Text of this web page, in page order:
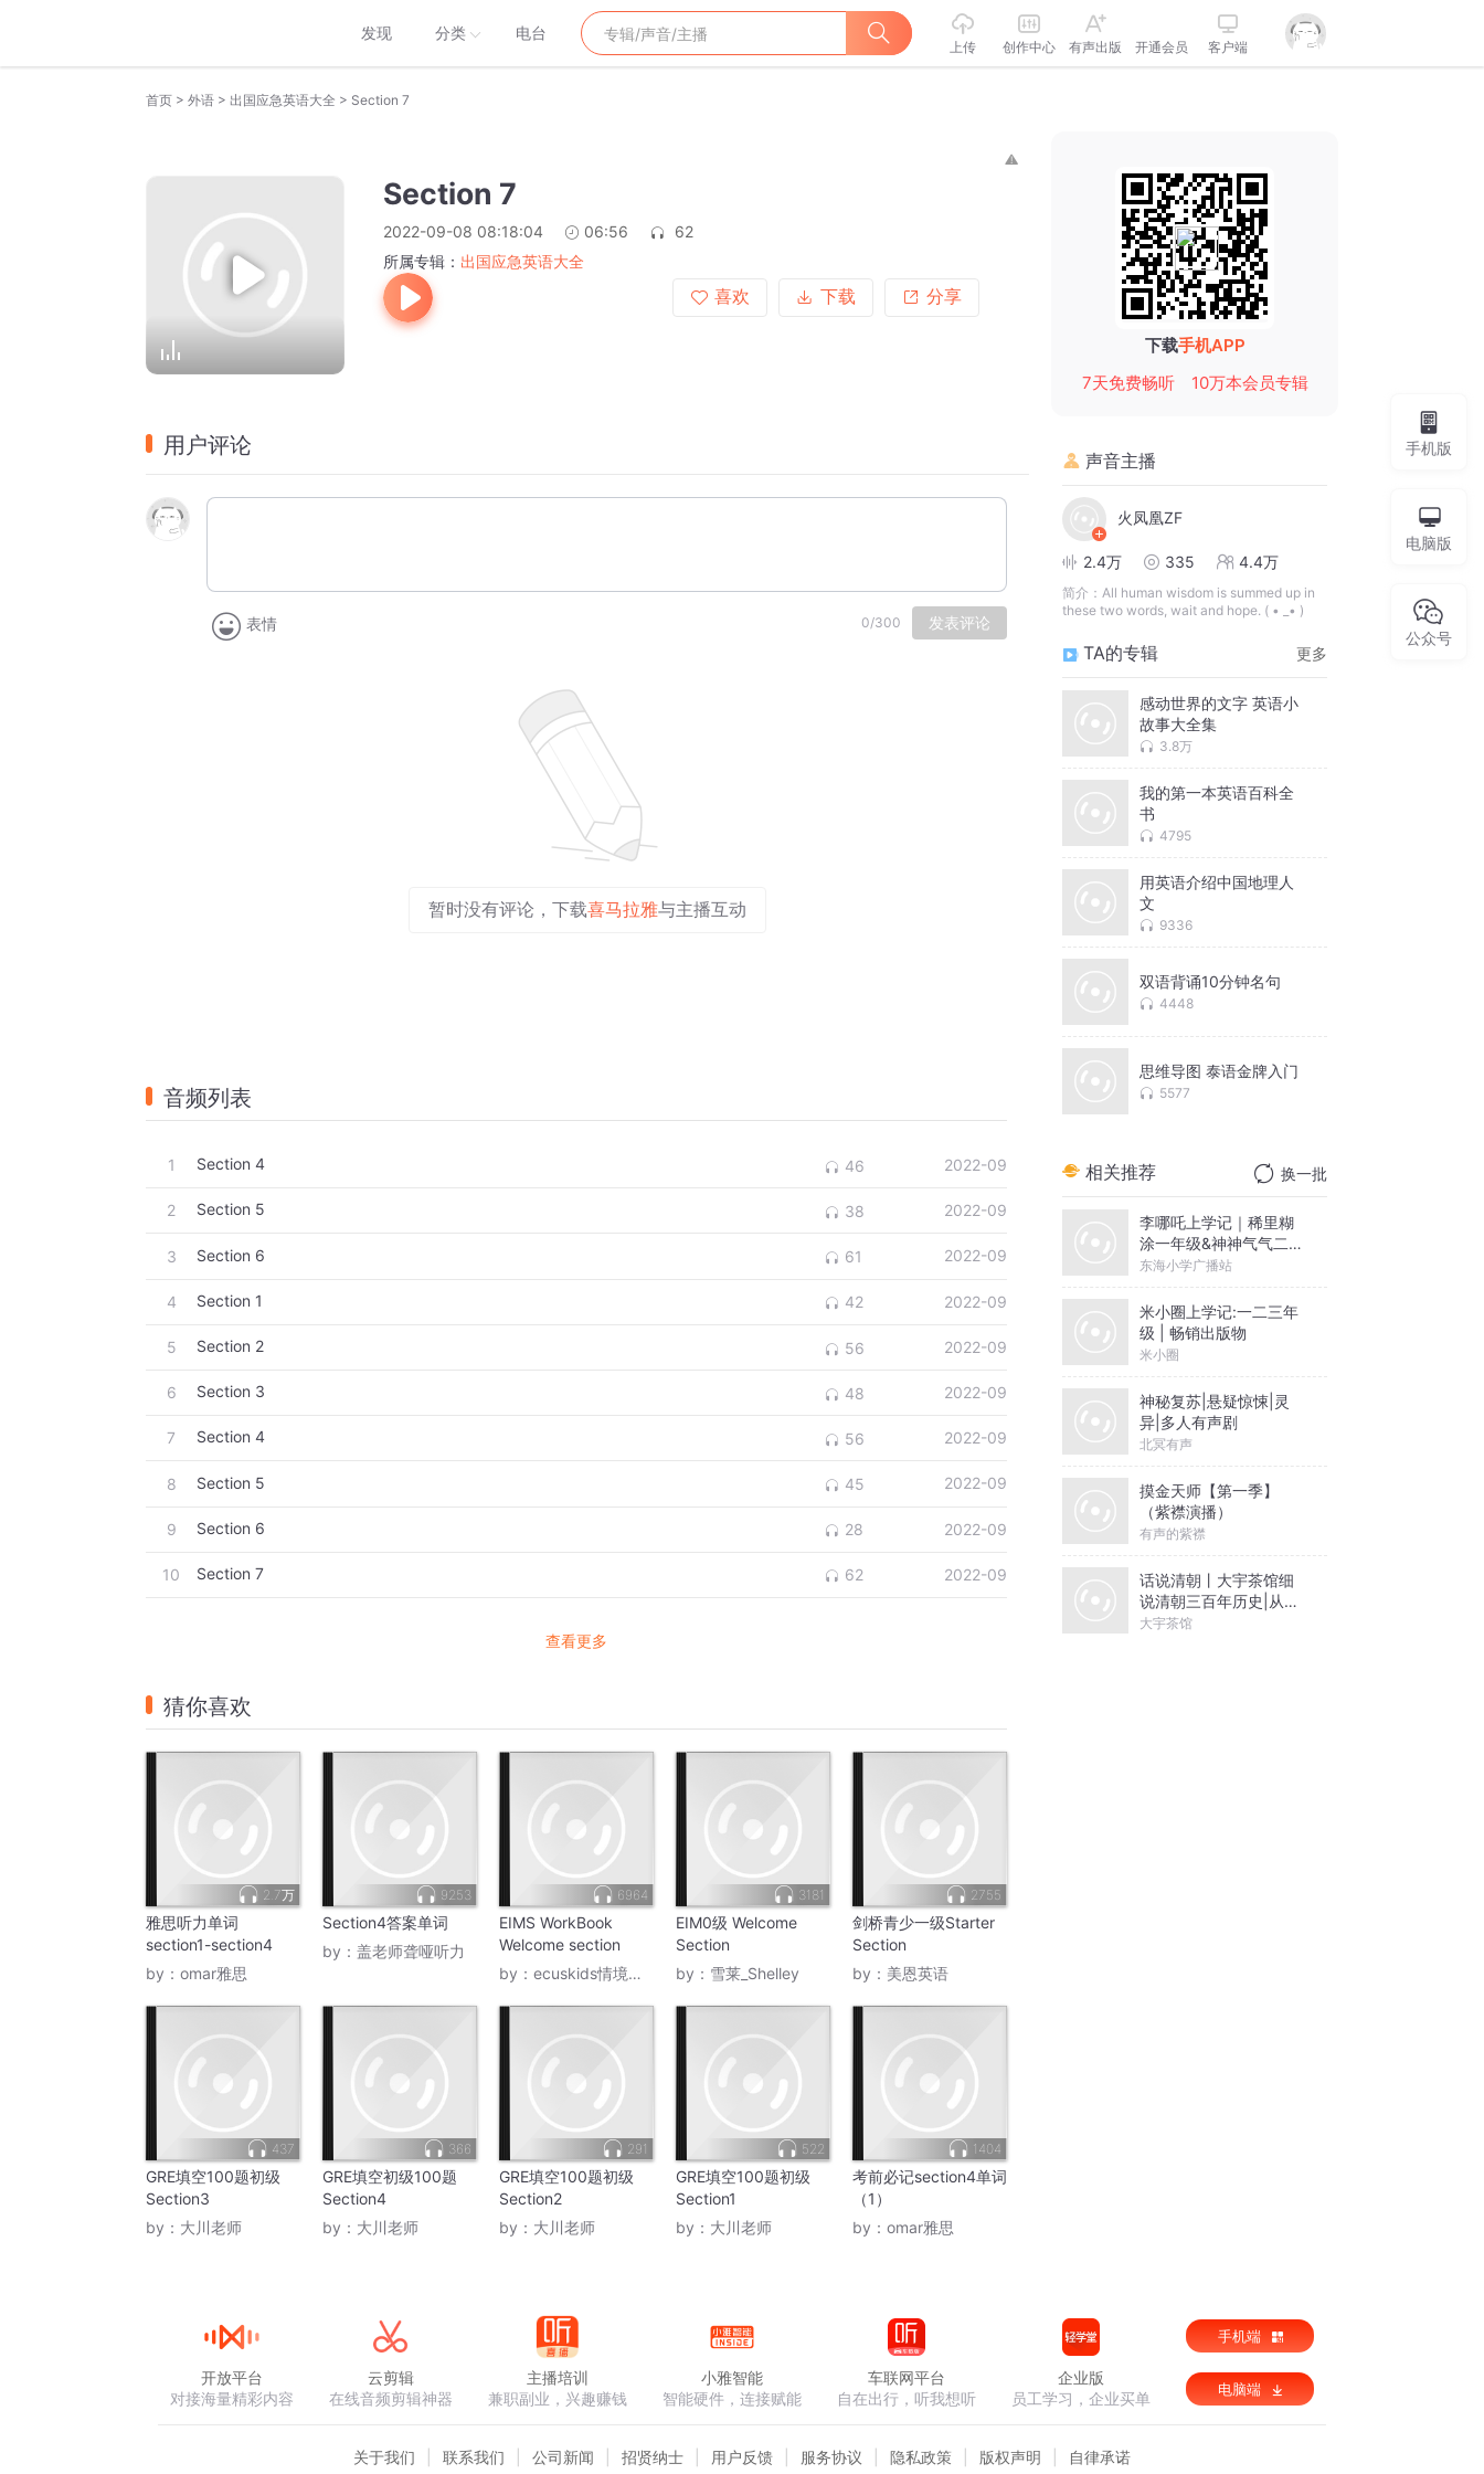
发现 分类 电台
上传 创作中心 有声出版 开通会员 客户端
首页 > 外语 > 出国应急英语大全 > Section 7
Section 7
2022-09-08 08:18:04 06:56
62
所属专辑： 出国应急英语大全
喜欢
下载 分享
用户评论
表情 0/300 发表评论
暂时没有评论，下载喜马拉雅与主播互动
音频列表
1 Section 4 46 2022-09
2 Section 5 38 2022-09
3 Section 6 61 2022-09
4 Section 1 42 2022-09
5 Section 2 56 2022-09
6 Section 3 48 2022-09
7 Section 4 56 2022-09
8 Section 5 45 2022-09
9 Section 6 28 2022-09
10 Section 7 62 2022-09
查看更多
猜你喜欢
2.7万
雅思听力单词
section1-section4
by： omar雅思
9253
Section4答案单词
by： 盖老师聋哑听力
6964
EIMS WorkBook
Welcome section
by： ecuskids情境英语
3181
EIM0级 Welcome
Section
by： 雪莱_Shelley
2755
剑桥青少一级Starter
Section
by： 美恩英语
437
GRE填空100题初级
Section3
by： 大川老师
366
GRE填空初级100题
Section4
by： 大川老师
291
GRE填空100题初级
Section2
by： 大川老师
522
GRE填空100题初级
Section1
by： 大川老师
1404
考前必记section4单词
（1）
by： omar雅思
下载手机APP
7天免费畅听
10万本会员专辑
声音主播
火凤凰ZF
2.4万 335 4.4万
简介： All human wisdom is summed up in
these two words, wait and hope. ( • _• )
TA的专辑 更多
感动世界的文字 英语小
故事大全集
3.8万
我的第一本英语百科全
书
4795
用英语介绍中国地理人
文
9336
双语背诵10分钟名句
4448
思维导图 泰语金牌入门
5577
相关推荐 换一批
李哪吒上学记｜稀里糊
涂一年级&神神气气二年
级
东海小学广播站
米小圈上学记:一二三年
级 | 畅销出版物
米小圈
神秘复苏|悬疑惊悚|灵
异|多人有声剧
北冥有声
摸金天师【第一季】
（紫襟演播）
有声的紫襟
话说清朝丨大宇茶馆细
说清朝三百年历史|从努
尔哈赤到末代皇帝溥仪|
大宇茶馆
手机版
电脑版
公众号
开放平台
对接海量精彩内容
云剪辑
在线音频剪辑神器
主播培训
兼职副业，兴趣赚钱
小雅智能
智能硬件，连接赋能
车联网平台
自在出行，听我想听
企业版
员工学习，企业买单
手机端
电脑端
关于我们 联系我们 公司新闻 招贤纳士 用户反馈 服务协议 隐私政策 版权声明 自律承诺